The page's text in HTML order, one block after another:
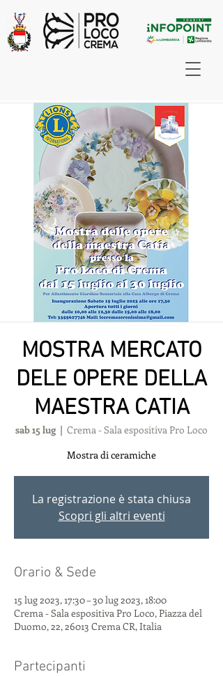
MOSTRA MERCATO
DELE OPERE DELLA
MAESTRA CATIA
sab 15 lug
  |
Crema - Sala espositiva Pro Loco
Mostra di ceramiche
La registrazione è stata chiusa
Scopri gli altri eventi
Orario & Sede
15 lug 2023, 17:30 – 30 lug 2023, 18:00
Crema - Sala espositiva Pro Loco, Piazza del
Duomo, 22, 26013 Crema CR, Italia
Partecipanti